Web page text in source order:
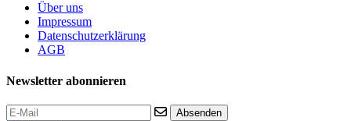
Über uns
Impressum
Datenschutzerklärung
AGB
Newsletter abonnieren
Absenden